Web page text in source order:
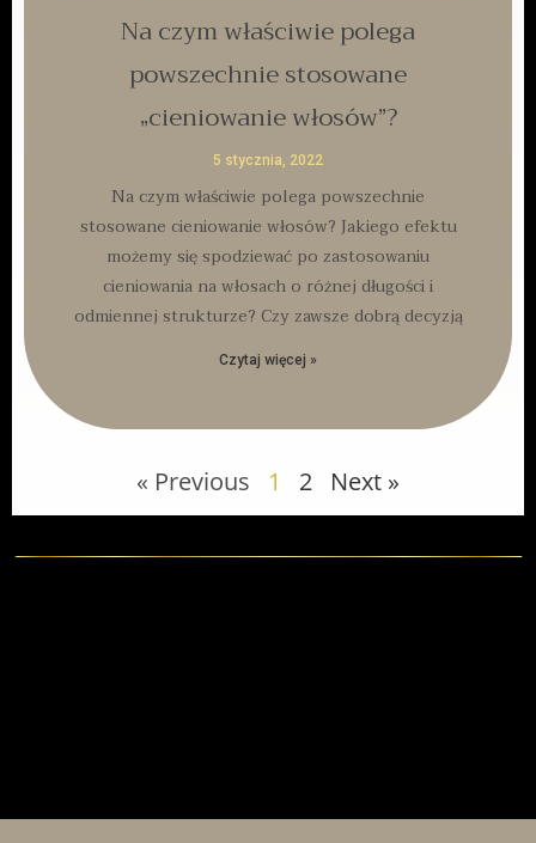
Na czym właściwie polega
powszechnie stosowane
„cieniowanie włosów”?
5 stycznia, 2022
Na czym właściwie polega powszechnie
stosowane cieniowanie włosów? Jakiego efektu
możemy się spodziewać po zastosowaniu
cieniowania na włosach o różnej długości i
odmiennej strukturze? Czy zawsze dobrą decyzją
Czytaj więcej »
« Previous 1 2 Next »